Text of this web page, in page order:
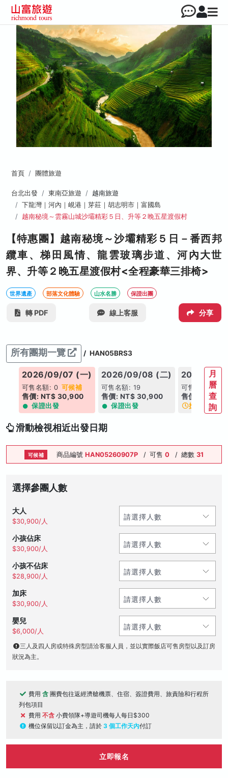
首頁 團體旅遊
台北出發 東南亞旅遊
越南旅遊
下龍灣｜河內｜峴港｜芽莊｜胡志明市｜富國島
越南秘境～雲霧山城沙壩精彩５日、升等２晚五星渡假村
【特惠團】越南秘境～沙壩精彩５日－番西邦
纜車、梯田風情、龍雲玻璃步道、河內大世
界、升等２晚五星渡假村<全程豪華三排椅>
世界遺產 部落文化體驗 山水名勝 保證出團
轉 PDF 線上客服 分享
所有團期一覽 / HAN05BRS3
2026/09/07 (一)
可售名額: 0 可候補
售價: NT$ 30,900
保證出發
2026/09/08 (二)
可售名額: 19
售價: NT$ 30,900
保證出發
2026/09/
可售名額: 19
售價: NT$
搶手日期
月
曆
查
詢
滑動檢視相近出發日期
可候補 商品編號HAN05260907P / 可售0 / 總數31
選擇參團人數
大人
$30,900/人
小孩佔床
$30,900/人
小孩不佔床
$28,900/人
加床
$30,900/人
嬰兒
$6,000/人
三人及四人房或特殊房型請洽客服人員，並以實際飯店可售房型以及訂房
狀況為主。
費用 含 團費包往返經濟艙機票、住宿、簽證費用、旅責險和行程所
列包項目
費用 不含 小費領隊+導遊司機每人每日$300
機位保留以訂金為主，請於 3 個工作天內付訂
立即報名